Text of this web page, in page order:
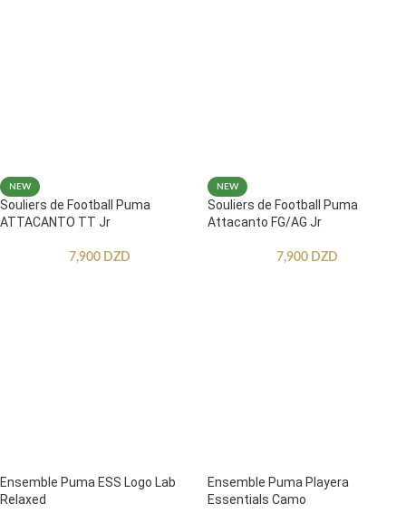
NEW
Souliers de Football Puma
ATTACANTO TT Jr
7,900 DZD
NEW
Souliers de Football Puma
Attacanto FG/AG Jr
7,900 DZD
Ensemble Puma ESS Logo Lab
Relaxed
Ensemble Puma Playera
Essentials Camo